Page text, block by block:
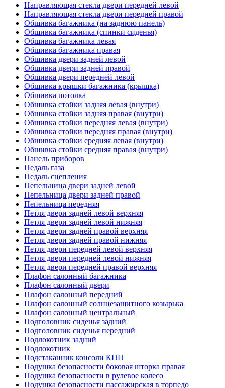
Направляющая стекла двери передней левой
Направляющая стекла двери передней правой
Обшивка багажника (на заднюю панель)
Обшивка багажника (спинки сиденья)
Обшивка багажника левая
Обшивка багажника правая
Обшивка двери задней левой
Обшивка двери задней правой
Обшивка двери передней левой
Обшивка крышки багажника (крышка)
Обшивка потолка
Обшивка стойки задняя левая (внутри)
Обшивка стойки задняя правая (внутри)
Обшивка стойки передняя левая (внутри)
Обшивка стойки передняя правая (внутри)
Обшивка стойки средняя левая (внутри)
Обшивка стойки средняя правая (внутри)
Панель приборов
Педаль газа
Педаль сцепления
Пепельница двери задней левой
Пепельница двери задней правой
Пепельница передняя
Петля двери задней левой верхняя
Петля двери задней левой нижняя
Петля двери задней правой верхняя
Петля двери задней правой нижняя
Петля двери передней левой верхняя
Петля двери передней левой нижняя
Петля двери передней правой верхняя
Плафон салонный багажника
Плафон салонный двери
Плафон салонный передний
Плафон салонный солнцезащитного козырька
Плафон салонный центральный
Подголовник сиденья задний
Подголовник сиденья передний
Подлокотник задний
Подлокотник
Подстаканник консоли КПП
Подушка безопасности боковая шторка правая
Подушка безопасности в рулевое колесо
Подушка безопасности пассажирская в торпедо